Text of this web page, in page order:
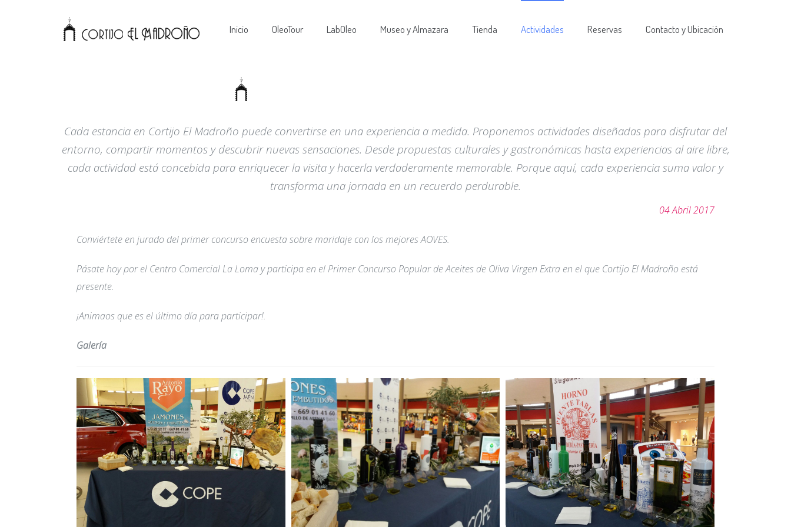
Inicio OleoTour LabOleo Museo y Almazara Tienda Actividades Reservas Contacto y Ubicación
Cada estancia en Cortijo El Madroño puede convertirse en una experiencia a medida. Proponemos actividades diseñadas para disfrutar del
entorno, compartir momentos y descubrir nuevas sensaciones. Desde propuestas culturales y gastronómicas hasta experiencias al aire libre,
cada actividad está concebida para enriquecer la visita y hacerla verdaderamente memorable. Porque aquí, cada experiencia suma valor y
transforma una jornada en un recuerdo perdurable.
04 Abril 2017
Conviértete en jurado del primer concurso encuesta sobre maridaje con los mejores AOVES.
Pásate hoy por el Centro Comercial La Loma y participa en el Primer Concurso Popular de Aceites de Oliva Virgen Extra en el que Cortijo El Madroño está
presente.
¡Animaos que es el último día para participar!.
Galería